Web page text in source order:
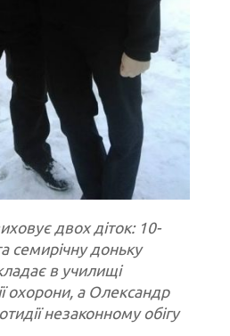
двох діток: 10-
семирічну доньку
в училищі
охорони, а Олександр
незаконному обігу